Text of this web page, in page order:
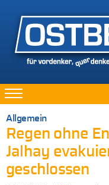
Allgemein
Regen ohne
Jalhay
geschlossen